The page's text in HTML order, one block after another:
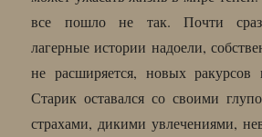
все пошло не так. Почти
лагерные истории надоели,
не расширяется, новых ракурсов
Старик оставался со своими
страхами, дикими увлечениями,